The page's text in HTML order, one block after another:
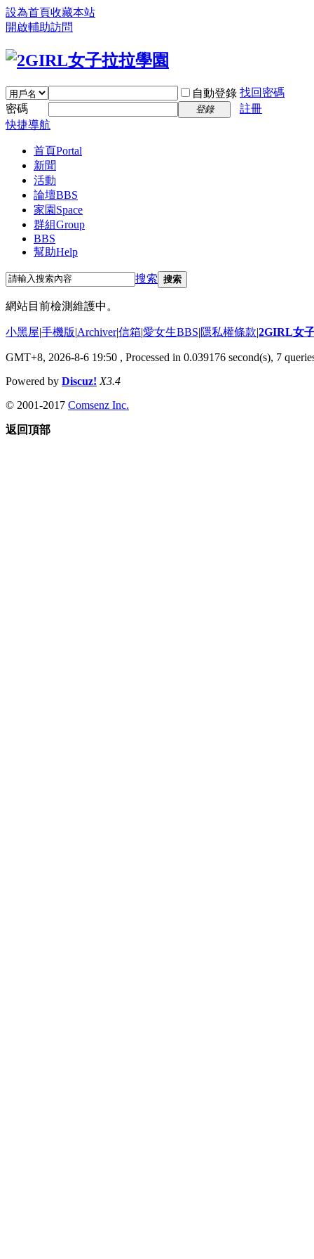
設為首頁收藏本站
開啟輔助訪問
自動登錄 找回密碼
密碼
登錄
註冊
快捷導航
首頁Portal
新聞
活動
論壇BBS
家園 Space
群組Group
BBS
幫助Help
搜索 搜索
網站目前檢測維護中。
小黑屋|手機版|Archiver|信箱|愛女生BBS|隱私權條款|2GIRL女
GMT+8, 2026-8-6 19:50 , Processed in 0.039176 second(s), 7
Powered by Discuz! X3.4
© 2001-2017 Comsenz Inc.
返回頂部